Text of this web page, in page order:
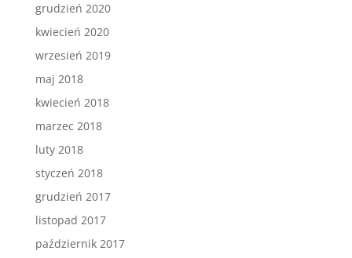
grudzień 2020
kwiecień 2020
wrzesień 2019
maj 2018
kwiecień 2018
marzec 2018
luty 2018
styczeń 2018
grudzień 2017
listopad 2017
październik 2017